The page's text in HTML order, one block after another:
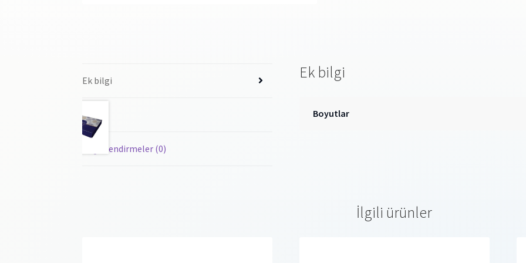
Ek bilgi
Marka
Değerlendirmeler (0)
Ek bilgi
Boyutlar
İlgili ürünler